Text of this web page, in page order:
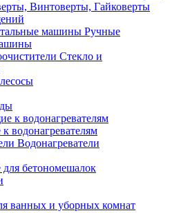
Винтоверты, Гайковерты
Ручные
Стекло и
водонагревателям
Водонагреватели
бетономешалок